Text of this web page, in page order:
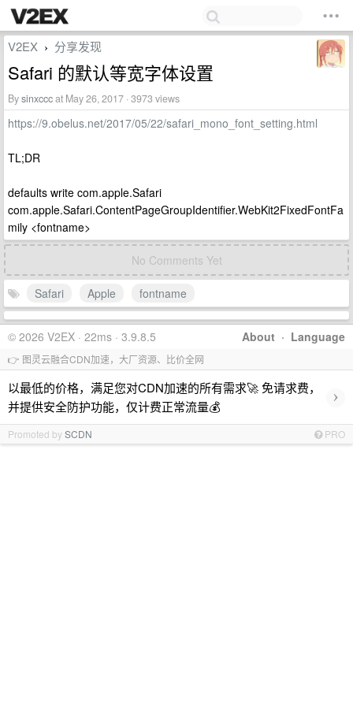
V2EX › 分享发现
Safari 的默认等宽字体设置
Bysinxcccat May 26, 2017 · 3973 views
https://9.obelus.net/2017/05/22/safari_mono_font_setting.html
TL;DR
defaults write com.apple.Safari
com.apple.Safari.ContentPageGroupIdentifier.WebKit2FixedFontFa
mily <fontname>
No Comments Yet
Safari Apple fontname
About · Language
© 2026 V2EX · 22ms · 3.9.8.5
👉 图灵云融合CDN加速，大厂资源、比价全网
以最低的价格，满足您对CDN加速的所有需求🚀 免请求费，
并提供安全防护功能，仅计费正常流量💰
›
Promoted bySCDN PRO